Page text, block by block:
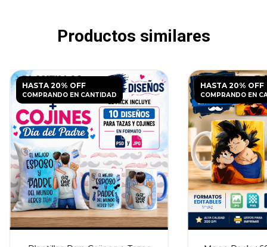
Productos similares
HASTA 20% OFF
COMPRANDO EN CANTIDAD
HASTA 20% OFF
COMPRANDO EN